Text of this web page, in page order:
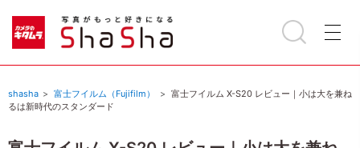
shasha 富士フイルム（Fujifilm）
富士フイルム X-S20 レビュー｜小は大を兼ね
るは新時代のスタンダード